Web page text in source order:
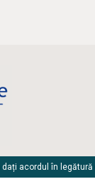
acordul în legătură